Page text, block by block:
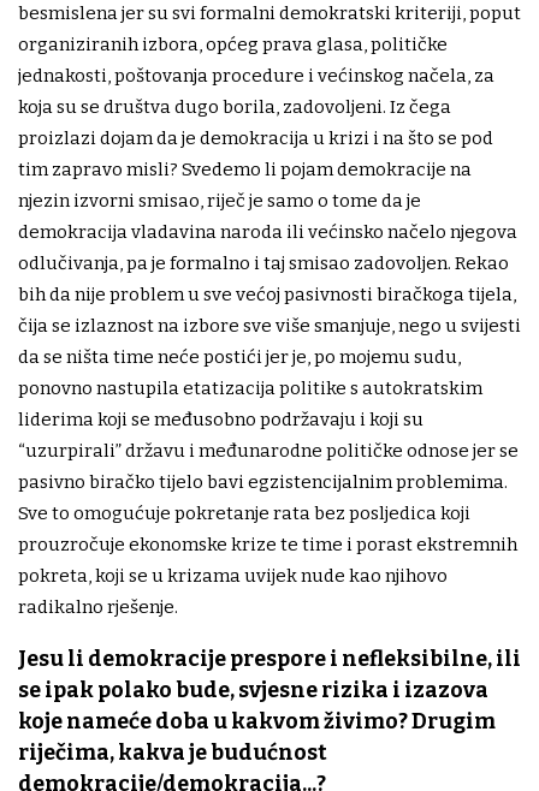
besmislena jer su svi formalni demokratski kriteriji, poput
organiziranih izbora, općeg prava glasa, političke
jednakosti, poštovanja procedure i većinskog načela, za
koja su se društva dugo borila, zadovoljeni. Iz čega
proizlazi dojam da je demokracija u krizi i na što se pod
tim zapravo misli? Svedemo li pojam demokracije na
njezin izvorni smisao, riječ je samo o tome da je
demokracija vladavina naroda ili većinsko načelo njegova
odlučivanja, pa je formalno i taj smisao zadovoljen. Rekao
bih da nije problem u sve većoj pasivnosti biračkoga tijela,
čija se izlaznost na izbore sve više smanjuje, nego u svijesti
da se ništa time neće postići jer je, po mojemu sudu,
ponovno nastupila etatizacija politike s autokratskim
liderima koji se međusobno podržavaju i koji su
“uzurpirali” državu i međunarodne političke odnose jer se
pasivno biračko tijelo bavi egzistencijalnim problemima.
Sve to omogućuje pokretanje rata bez posljedica koji
prouzročuje ekonomske krize te time i porast ekstremnih
pokreta, koji se u krizama uvijek nude kao njihovo
radikalno rješenje.
Jesu li demokracije prespore i nefleksibilne, ili
se ipak polako bude, svjesne rizika i izazova
koje nameće doba u kakvom živimo? Drugim
riječima, kakva je budućnost
demokracije/demokracija...?